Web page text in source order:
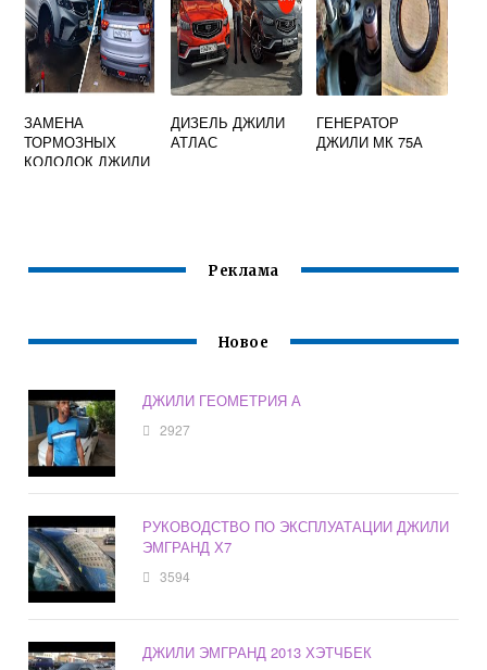
ЗАМЕНА
ТОРМОЗНЫХ
КОЛОДОК ДЖИЛИ
ДИЗЕЛЬ ДЖИЛИ
АТЛАС
ГЕНЕРАТОР
ДЖИЛИ МК 75А
Реклама
Новое
ДЖИЛИ ГЕОМЕТРИЯ А
2927
РУКОВОДСТВО ПО ЭКСПЛУАТАЦИИ ДЖИЛИ
ЭМГРАНД Х7
3594
ДЖИЛИ ЭМГРАНД 2013 ХЭТЧБЕК